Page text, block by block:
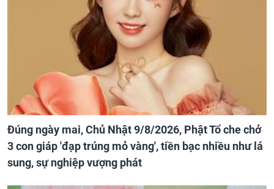
Đúng ngày mai, Chủ Nhật 9/8/2026, Phật Tổ che chở
3 con giáp 'đạp trúng mỏ vàng', tiền bạc nhiều như lá
sung, sự nghiệp vượng phát